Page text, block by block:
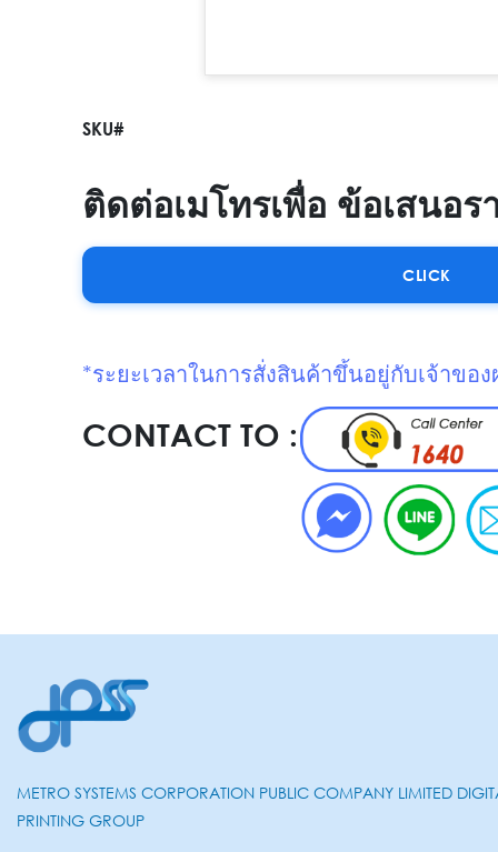
SKU#
ติดต่อเมโทรเพื่อ ข้อเสนอร
CLICK
*ระยะเวลาในการสั่งสินค้าขึ้นอยู่กับเจ้าข
CONTACT TO :
METRO SYSTEMS CORPORATION PUBLIC COMPANY LIMITED
PRINTING GROUP